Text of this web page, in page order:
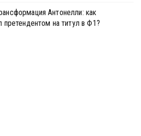
Антонелли: как
претендентом на титул в Ф1?